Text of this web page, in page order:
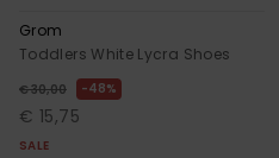
Grom
Toddlers White Lycra Shoes
€ 30,00 48%
€ 15,75
SALE